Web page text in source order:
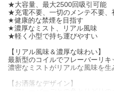
★大容量、最大2500回吸引可能
★充電不要、一切のメンテ不要、
★健康的な禁煙を目指す
★濃厚なミスト、リアル風味
★軽く小型で持ち運びやすい
【リアル風味＆濃厚な味わい】
最新型のコイルでフレーバーリキ
濃密なミストがリアルな風味を生
【お洒落なデザイン】